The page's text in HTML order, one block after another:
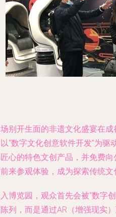
别开生面的非遗文化盛宴在
“数字文化创意软件开发”为
心的特色文创产品，并免费
来参观体验，成为探索传统
博览园，观众首先会被“数字
列，而是通过AR（增强现实